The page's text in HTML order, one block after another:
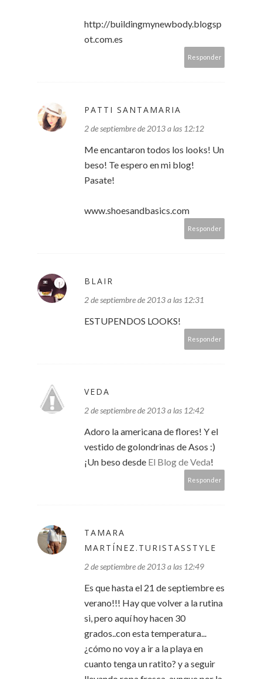
http://buildingmynewbody.blogsp
ot.com.es
Responder
PATTI SANTAMARIA
2 de septiembre de 2013 a las 12:12
Me encantaron todos los looks! Un
beso! Te espero en mi blog!
Pasate!
www.shoesandbasics.com
Responder
BLAIR
2 de septiembre de 2013 a las 12:31
ESTUPENDOS LOOKS!
Responder
VEDA
2 de septiembre de 2013 a las 12:42
Adoro la americana de flores! Y el
vestido de golondrinas de Asos :)
¡Un beso desde El Blog de Veda!
Responder
TAMARA
MARTÍNEZ.TURISTASSTYLE
2 de septiembre de 2013 a las 12:49
Es que hasta el 21 de septiembre es
verano!!! Hay que volver a la rutina
si, pero aquí hoy hacen 30
grados..con esta temperatura...
¿cómo no voy a ir a la playa en
cuanto tenga un ratito? y a seguir